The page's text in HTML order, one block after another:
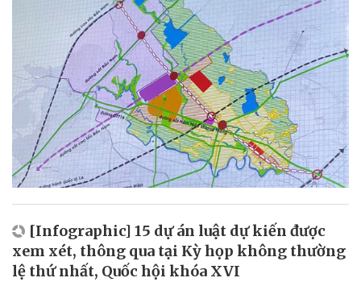
[Infographic] 15 dự án luật dự kiến được
xem xét, thông qua tại Kỳ họp không thường
lệ thứ nhất, Quốc hội khóa XVI